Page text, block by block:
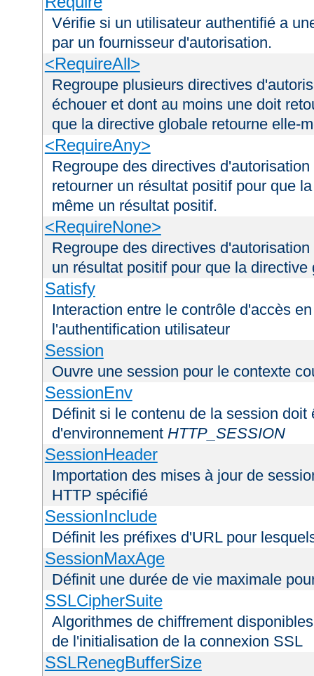
Vérifie si un utilisateur authentifié a
par un fournisseur d'autorisation.
<RequireAll>
Regroupe plusieurs directives
échouer et dont au moins une doit
que la directive globale retourne elle-
<RequireAny>
Regroupe des directives
retourner un résultat positif pour que
même un résultat positif.
<RequireNone>
Regroupe des directives
un résultat positif pour que la
Satisfy
Interaction entre le contrôle d'accès
l'authentification utilisateur
Session
Ouvre une session pour le contexte
SessionEnv
Définit si le contenu de la session
d'environnement HTTP_SESSION
SessionHeader
Importation des mises à jour de
HTTP spécifié
SessionInclude
Définit les préfixes d'URL pour
SessionMaxAge
Définit une durée de vie maximale
SSLCipherSuite
Algorithmes de chiffrement
de l'initialisation de la connexion SSL
SSLRenegBufferSize